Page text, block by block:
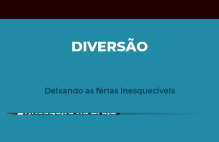
DIVERSÃO
Deixando as férias inesquecíveis
Brincadeira na praia